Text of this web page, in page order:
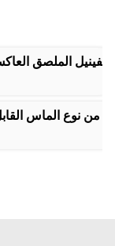
الفينيل الملصق
من نوع الماس